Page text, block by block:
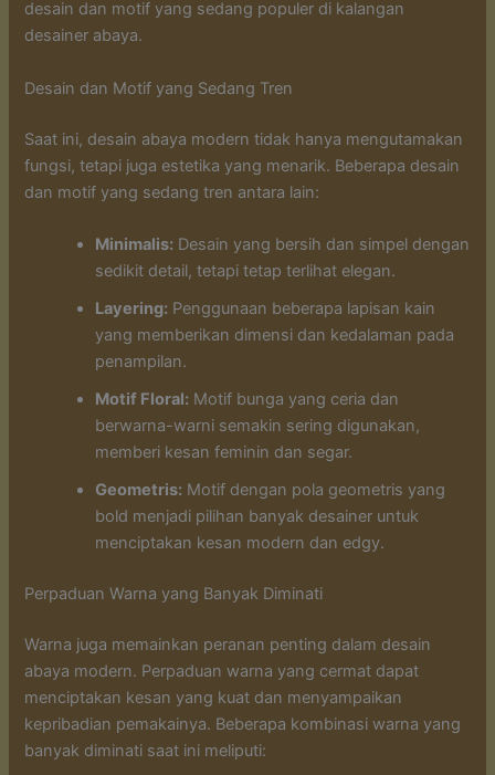
desain dan motif yang sedang populer di kalangan
desainer abaya.
Desain dan Motif yang Sedang Tren
Saat ini, desain abaya modern tidak hanya mengutamakan
fungsi, tetapi juga estetika yang menarik. Beberapa desain
dan motif yang sedang tren antara lain:
Minimalis: Desain yang bersih dan simpel dengan
sedikit detail, tetapi tetap terlihat elegan.
Layering: Penggunaan beberapa lapisan kain
yang memberikan dimensi dan kedalaman pada
penampilan.
Motif Floral: Motif bunga yang ceria dan
berwarna-warni semakin sering digunakan,
memberi kesan feminin dan segar.
Geometris: Motif dengan pola geometris yang
bold menjadi pilihan banyak desainer untuk
menciptakan kesan modern dan edgy.
Perpaduan Warna yang Banyak Diminati
Warna juga memainkan peranan penting dalam desain
abaya modern. Perpaduan warna yang cermat dapat
menciptakan kesan yang kuat dan menyampaikan
kepribadian pemakainya. Beberapa kombinasi warna yang
banyak diminati saat ini meliputi: